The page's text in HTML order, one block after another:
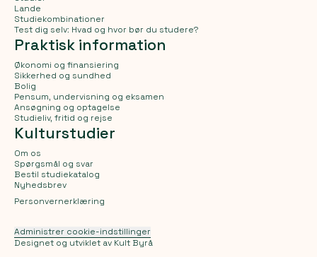
Lande
Studiekombinationer
Test dig selv: Hvad og hvor bør du studere?
Praktisk information
Økonomi og finansiering
Sikkerhed og sundhed
Bolig
Pensum, undervisning og eksamen
Ansøgning og optagelse
Studieliv, fritid og rejse
Kulturstudier
Om os
Spørgsmål og svar
Bestil studiekatalog
Nyhedsbrev
Personvernerklæring
Administrer cookie-indstillinger
Designet og utviklet av Kult Byrå